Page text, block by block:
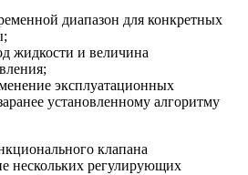
диапазон для конкретных
жидкости и величина
эксплуатационных
установленному алгоритму
клапана
нескольких регулирующих